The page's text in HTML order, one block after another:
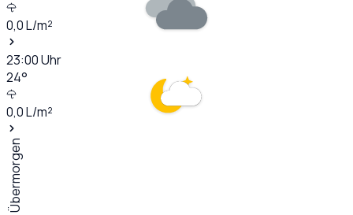
0,0L/m²
23:00Uhr
24°
0,0L/m²
Übermorgen